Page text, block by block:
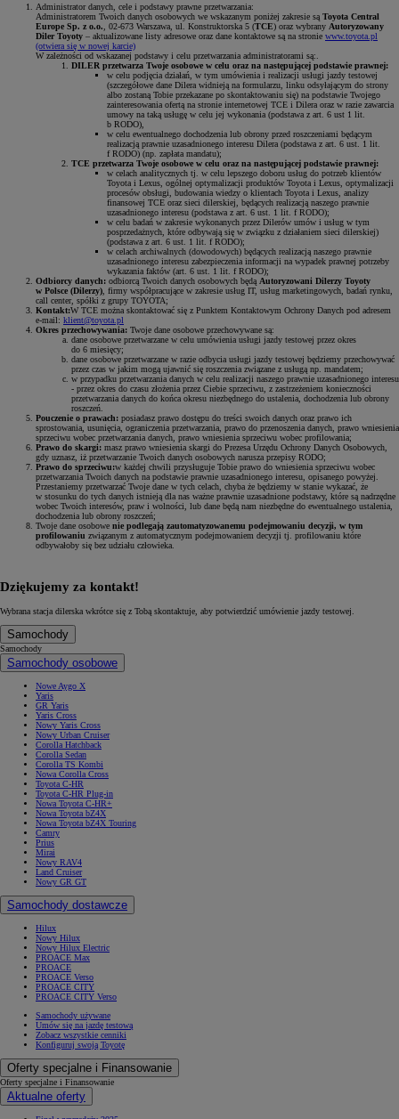
Administrator danych, cele i podstawy prawne przetwarzania:
Administratorem Twoich danych osobowych we wskazanym poniżej zakresie są Toyota Central
Europe Sp. z o.o. , 02-673 Warszawa, ul. Konstruktorska 5 (TCE) oraz wybrany Autoryzowany
Diler Toyoty – aktualizowane listy adresowe oraz dane kontaktowe są na stronie www.toyota.pl
(otwiera się w nowej karcie)
W zależności od wskazanej podstawy i celu przetwarzania administratorami są:.
DILER przetwarza Twoje osobowe w celu oraz na następującej podstawie prawnej:
w celu podjęcia działań, w tym umówienia i realizacji usługi jazdy testowej
(szczegółowe dane Dilera widnieją na formularzu, linku odsyłającym do strony
albo zostaną Tobie przekazane po skontaktowaniu się) na podstawie Twojego
zainteresowania ofertą na stronie internetowej TCE i Dilera oraz w razie zawarcia
umowy na taką usługę w celu jej wykonania (podstawa z art. 6 ust 1 lit.
b RODO),
w celu ewentualnego dochodzenia lub obrony przed roszczeniami będącym
realizacją prawnie uzasadnionego interesu Dilera (podstawa z art. 6 ust. 1 lit.
f RODO) (np. zapłata mandatu);
TCE przetwarza Twoje osobowe w celu oraz na następującej podstawie prawnej:
w celach analitycznych tj. w celu lepszego doboru usług do potrzeb klientów
Toyota i Lexus, ogólnej optymalizacji produktów Toyota i Lexus, optymalizacji
procesów obsługi, budowania wiedzy o klientach Toyota i Lexus, analizy
finansowej TCE oraz sieci dilerskiej, będących realizacją naszego prawnie
uzasadnionego interesu (podstawa z art. 6 ust. 1 lit. f RODO);
w celu badań w zakresie wykonanych przez Dilerów umów i usług w tym
posprzedażnych, które odbywają się w związku z działaniem sieci dilerskiej)
(podstawa z art. 6 ust. 1 lit. f RODO);
w celach archiwalnych (dowodowych) będących realizacją naszego prawnie
uzasadnionego interesu zabezpieczenia informacji na wypadek prawnej potrzeby
wykazania faktów (art. 6 ust. 1 lit. f RODO);
Odbiorcy danych: odbiorcą Twoich danych osobowych będą Autoryzowani Dilerzy Toyoty
w Polsce (Dilerzy) , firmy współpracujące w zakresie usług IT, usług marketingowych, badań rynku,
call center, spółki z grupy TOYOTA;
Kontakt:W TCE można skontaktować się z Punktem Kontaktowym Ochrony Danych pod adresem
e-mail: klient@toyota.pl
Okres przechowywania: Twoje dane osobowe przechowywane są:
dane osobowe przetwarzane w celu umówienia usługi jazdy testowej przez okres
do 6 miesięcy;
dane osobowe przetwarzane w razie odbycia usługi jazdy testowej będziemy przechowywać
przez czas w jakim mogą ujawnić się roszczenia związane z usługą np. mandatem;
w przypadku przetwarzania danych w celu realizacji naszego prawnie uzasadnionego interesu
- przez okres do czasu złożenia przez Ciebie sprzeciwu, z zastrzeżeniem konieczności
przetwarzania danych do końca okresu niezbędnego do ustalenia, dochodzenia lub obrony
roszczeń.
Pouczenie o prawach: posiadasz prawo dostępu do treści swoich danych oraz prawo ich
sprostowania, usunięcia, ograniczenia przetwarzania, prawo do przenoszenia danych, prawo wniesienia
sprzeciwu wobec przetwarzania danych, prawo wniesienia sprzeciwu wobec profilowania;
Prawo do skargi: masz prawo wniesienia skargi do Prezesa Urzędu Ochrony Danych Osobowych,
gdy uznasz, iż przetwarzanie Twoich danych osobowych narusza przepisy RODO;
Prawo do sprzeciwu:w każdej chwili przysługuje Tobie prawo do wniesienia sprzeciwu wobec
przetwarzania Twoich danych na podstawie prawnie uzasadnionego interesu, opisanego powyżej.
Przestaniemy przetwarzać Twoje dane w tych celach, chyba że będziemy w stanie wykazać, że
w stosunku do tych danych istnieją dla nas ważne prawnie uzasadnione podstawy, które są nadrzędne
wobec Twoich interesów, praw i wolności, lub dane będą nam niezbędne do ewentualnego ustalenia,
dochodzenia lub obrony roszczeń;
Twoje dane osobowe nie podlegają zautomatyzowanemu podejmowaniu decyzji, w tym
profilowaniu związanym z automatycznym podejmowaniem decyzji tj. profilowaniu które
odbywałoby się bez udziału człowieka.
Dziękujemy za kontakt!
Wybrana stacja dilerska wkrótce się z Tobą skontaktuje, aby potwierdzić umówienie jazdy testowej.
Samochody
Samochody
Samochody osobowe
Nowe Aygo X
Yaris
GR Yaris
Yaris Cross
Nowy Yaris Cross
Nowy Urban Cruiser
Corolla Hatchback
Corolla Sedan
Corolla TS Kombi
Nowa Corolla Cross
Toyota C-HR
Toyota C-HR Plug-in
Nowa Toyota C-HR+
Nowa Toyota bZ4X
Nowa Toyota bZ4X Touring
Camry
Prius
Mirai
Nowy RAV4
Land Cruiser
Nowy GR GT
Samochody dostawcze
Hilux
Nowy Hilux
Nowy Hilux Electric
PROACE Max
PROACE
PROACE Verso
PROACE CITY
PROACE CITY Verso
Samochody używane
Umów się na jazdę testową
Zobacz wszystkie cenniki
Konfiguruj swoją Toyotę
Oferty specjalne i Finansowanie
Oferty specjalne i Finansowanie
Aktualne oferty